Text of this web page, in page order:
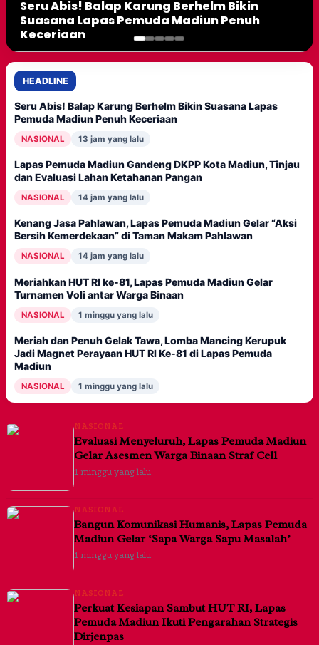
Seru Abis! Balap Karung Berhelm Bikin
Suasana Lapas Pemuda Madiun Penuh
Keceriaan
Lapas Pemuda Madiun Gandeng DKPP Kota
Madiun, Tinjau dan Evaluasi Lahan
Ketahanan Pangan
14 jam yang lalu
Kenang Jasa Pahlawan, Lapas Pemuda
Madiun Gelar “Aksi Bersih Kemerdekaan” di
1 minggu yang lalu
Meriahkan HUT RI ke-81, Lapas Pemuda
Madiun Gelar Turnamen Voli antar Warga
1 minggu yang lalu
Meriah dan Penuh Gelak Tawa, Lomba
Mancing Kerupuk Jadi Magnet Perayaan
HEADLINE
Seru Abis! Balap Karung Berhelm Bikin Suasana Lapas
Pemuda Madiun Penuh Keceriaan
NASIONAL 13 jam yang lalu
Lapas Pemuda Madiun Gandeng DKPP Kota Madiun, Tinjau
dan Evaluasi Lahan Ketahanan Pangan
NASIONAL 14 jam yang lalu
Kenang Jasa Pahlawan, Lapas Pemuda Madiun Gelar “Aksi
Bersih Kemerdekaan” di Taman Makam Pahlawan
NASIONAL 14 jam yang lalu
Meriahkan HUT RI ke-81, Lapas Pemuda Madiun Gelar
Turnamen Voli antar Warga Binaan
NASIONAL 1 minggu yang lalu
Meriah dan Penuh Gelak Tawa, Lomba Mancing Kerupuk
Jadi Magnet Perayaan HUT RI Ke-81 di Lapas Pemuda
Madiun
NASIONAL 1 minggu yang lalu
NASIONAL
Evaluasi Menyeluruh, Lapas Pemuda Madiun
Gelar Asesmen Warga Binaan Straf Cell
1 minggu yang lalu
NASIONAL
Bangun Komunikasi Humanis, Lapas Pemuda
Madiun Gelar ‘Sapa Warga Sapu Masalah’
1 minggu yang lalu
NASIONAL
Perkuat Kesiapan Sambut HUT RI, Lapas
Pemuda Madiun Ikuti Pengarahan Strategis
Dirjenpas